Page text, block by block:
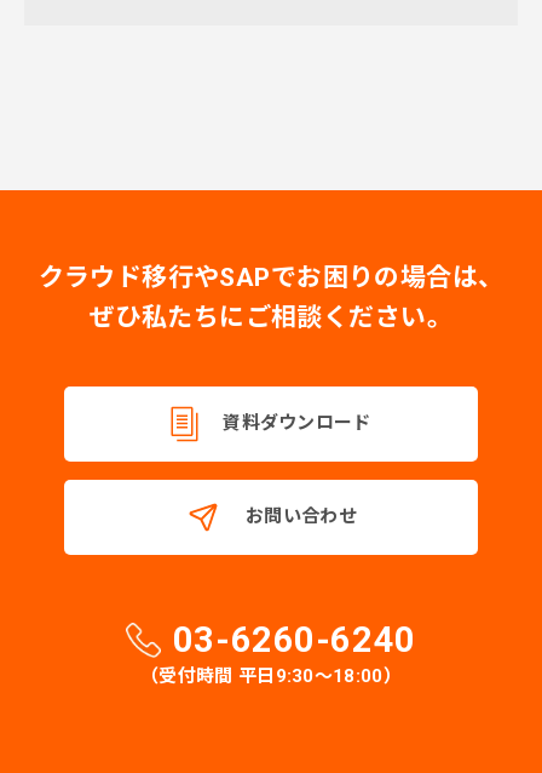
クラウド移行やSAPでお困りの場合は、
ぜひ私たちにご相談ください。
資料ダウンロード
お問い合わせ
03-6260-6240
（受付時間 平日9:30〜18:00）